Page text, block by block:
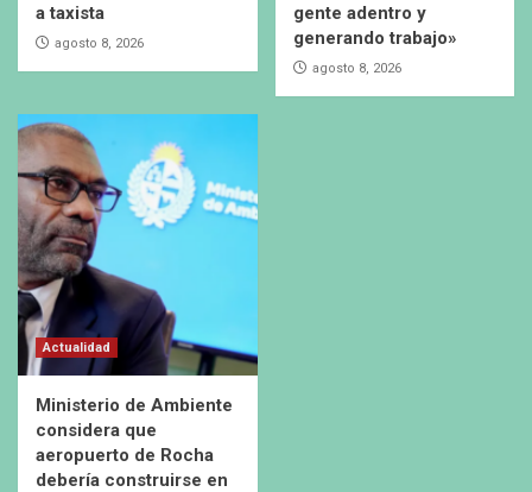
a taxista
agosto 8, 2026
gente adentro y
generando trabajo»
agosto 8, 2026
Actualidad
Ministerio de Ambiente
considera que
aeropuerto de Rocha
debería construirse en